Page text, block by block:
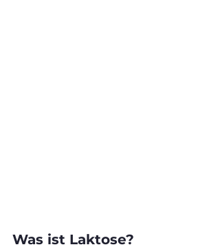
Was ist Laktose?